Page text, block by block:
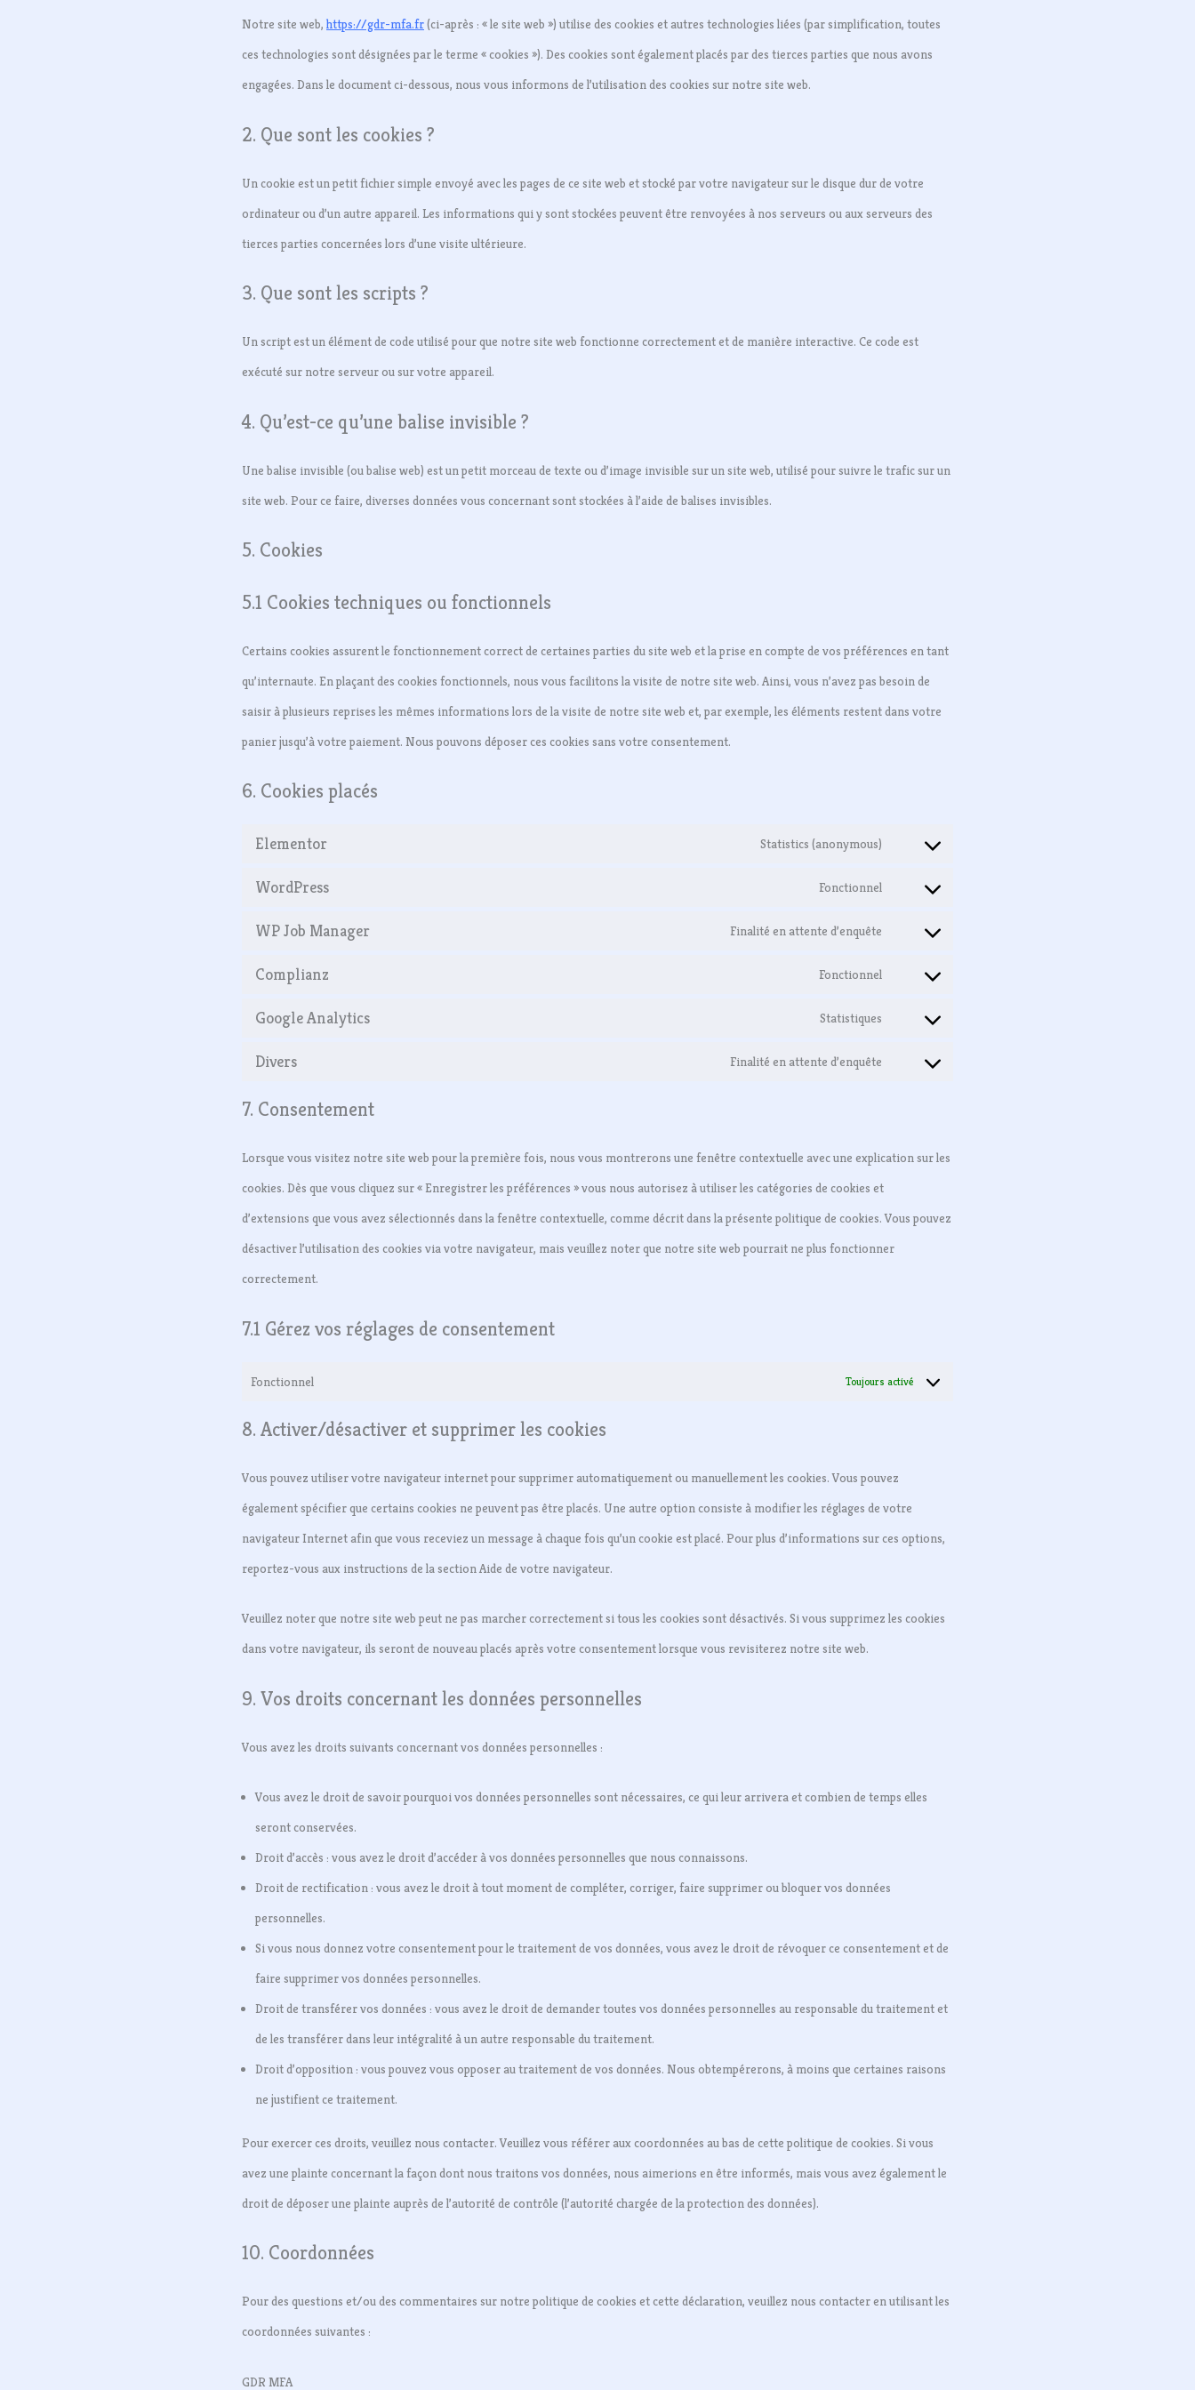
Notre site web, https://gdr-mfa.fr(ci-après : « le site web ») utilise des cookies et autres technologies liées (par simplification, toutes
ces technologies sont désignées par le terme « cookies »). Des cookies sont également placés par des tierces parties que nous avons
engagées. Dans le document ci-dessous, nous vous informons de l’utilisation des cookies sur notre site web.
2. Que sont les cookies ?
Un cookie est un petit fichier simple envoyé avec les pages de ce site web et stocké par votre navigateur sur le disque dur de votre
ordinateur ou d’un autre appareil. Les informations qui y sont stockées peuvent être renvoyées à nos serveurs ou aux serveurs des
tierces parties concernées lors d’une visite ultérieure.
3. Que sont les scripts ?
Un script est un élément de code utilisé pour que notre site web fonctionne correctement et de manière interactive. Ce code est
exécuté sur notre serveur ou sur votre appareil.
4. Qu’est-ce qu’une balise invisible ?
Une balise invisible (ou balise web) est un petit morceau de texte ou d’image invisible sur un site web, utilisé pour suivre le trafic sur un
site web. Pour ce faire, diverses données vous concernant sont stockées à l’aide de balises invisibles.
5. Cookies
5.1 Cookies techniques ou fonctionnels
Certains cookies assurent le fonctionnement correct de certaines parties du site web et la prise en compte de vos préférences en tant
qu’internaute. En plaçant des cookies fonctionnels, nous vous facilitons la visite de notre site web. Ainsi, vous n’avez pas besoin de
saisir à plusieurs reprises les mêmes informations lors de la visite de notre site web et, par exemple, les éléments restent dans votre
panier jusqu’à votre paiement. Nous pouvons déposer ces cookies sans votre consentement.
6. Cookies placés
Elementor Statistics (anonymous)
WordPress Fonctionnel
WP Job Manager Finalité en attente d’enquête
Complianz Fonctionnel
Google Analytics Statistiques
Divers Finalité en attente d’enquête
7. Consentement
Lorsque vous visitez notre site web pour la première fois, nous vous montrerons une fenêtre contextuelle avec une explication sur les
cookies. Dès que vous cliquez sur « Enregistrer les préférences » vous nous autorisez à utiliser les catégories de cookies et
d’extensions que vous avez sélectionnés dans la fenêtre contextuelle, comme décrit dans la présente politique de cookies. Vous pouvez
désactiver l’utilisation des cookies via votre navigateur, mais veuillez noter que notre site web pourrait ne plus fonctionner
correctement.
7.1 Gérez vos réglages de consentement
Fonctionnel Toujours activé
8. Activer/désactiver et supprimer les cookies
Vous pouvez utiliser votre navigateur internet pour supprimer automatiquement ou manuellement les cookies. Vous pouvez
également spécifier que certains cookies ne peuvent pas être placés. Une autre option consiste à modifier les réglages de votre
navigateur Internet afin que vous receviez un message à chaque fois qu’un cookie est placé. Pour plus d’informations sur ces options,
reportez-vous aux instructions de la section Aide de votre navigateur.
Veuillez noter que notre site web peut ne pas marcher correctement si tous les cookies sont désactivés. Si vous supprimez les cookies
dans votre navigateur, ils seront de nouveau placés après votre consentement lorsque vous revisiterez notre site web.
9. Vos droits concernant les données personnelles
Vous avez les droits suivants concernant vos données personnelles :
Vous avez le droit de savoir pourquoi vos données personnelles sont nécessaires, ce qui leur arrivera et combien de temps elles
seront conservées.
Droit d’accès : vous avez le droit d’accéder à vos données personnelles que nous connaissons.
Droit de rectification : vous avez le droit à tout moment de compléter, corriger, faire supprimer ou bloquer vos données
personnelles.
Si vous nous donnez votre consentement pour le traitement de vos données, vous avez le droit de révoquer ce consentement et de
faire supprimer vos données personnelles.
Droit de transférer vos données : vous avez le droit de demander toutes vos données personnelles au responsable du traitement et
de les transférer dans leur intégralité à un autre responsable du traitement.
Droit d’opposition : vous pouvez vous opposer au traitement de vos données. Nous obtempérerons, à moins que certaines raisons
ne justifient ce traitement.
Pour exercer ces droits, veuillez nous contacter. Veuillez vous référer aux coordonnées au bas de cette politique de cookies. Si vous
avez une plainte concernant la façon dont nous traitons vos données, nous aimerions en être informés, mais vous avez également le
droit de déposer une plainte auprès de l’autorité de contrôle (l’autorité chargée de la protection des données).
10. Coordonnées
Pour des questions et/ou des commentaires sur notre politique de cookies et cette déclaration, veuillez nous contacter en utilisant les
coordonnées suivantes :
GDR MFA